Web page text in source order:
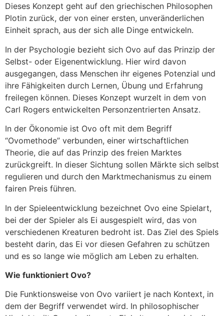
Dieses Konzept geht auf den griechischen Philosophen
Plotin zurück, der von einer ersten, unveränderlichen
Einheit sprach, aus der sich alle Dinge entwickeln.
In der Psychologie bezieht sich Ovo auf das Prinzip der
Selbst- oder Eigenentwicklung. Hier wird davon
ausgegangen, dass Menschen ihr eigenes Potenzial und
ihre Fähigkeiten durch Lernen, Übung und Erfahrung
freilegen können. Dieses Konzept wurzelt in dem von
Carl Rogers entwickelten Personzentrierten Ansatz.
In der Ökonomie ist Ovo oft mit dem Begriff
“Ovomethode” verbunden, einer wirtschaftlichen
Theorie, die auf das Prinzip des freien Marktes
zurückgreift. In dieser Sichtung sollen Märkte sich selbst
regulieren und durch den Marktmechanismus zu einem
fairen Preis führen.
In der Spieleentwicklung bezeichnet Ovo eine Spielart,
bei der der Spieler als Ei ausgespielt wird, das von
verschiedenen Kreaturen bedroht ist. Das Ziel des Spiels
besteht darin, das Ei vor diesen Gefahren zu schützen
und es so lange wie möglich am Leben zu erhalten.
Wie funktioniert Ovo?
Die Funktionsweise von Ovo variiert je nach Kontext, in
dem der Begriff verwendet wird. In philosophischer